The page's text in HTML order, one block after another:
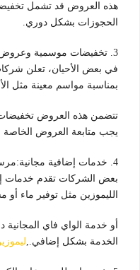
هذه العروض قد تشمل
الحجوزات بشكل دوري.
3. تخفيضات موسمية وعروض خاصة:
في بعض الأحيان، تعلن
بمناسبة مواسم معينة مثل
تتضمن هذه العروض تخفيضات
يجب متابعة العروض الخاصة
4. خدمات إضافية مجانية:مرسيدس فيانو للمطار
بعض الشركات تقدم خدمات
الليموزين مثل توفير ماء أو
أو خدمة الواي فاي
الخدمة بشكل إضافي.,